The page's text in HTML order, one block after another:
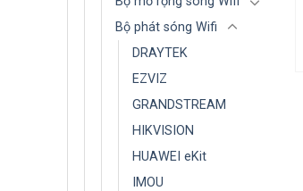
Bộ phát sóng Wifi
DRAYTEK
EZVIZ
GRANDSTREAM
HIKVISION
HUAWEI eKit
IMOU